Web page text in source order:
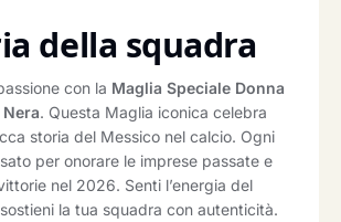
della squadra
con la Maglia Speciale Donna
. Questa Maglia iconica celebra
storia del Messico nel calcio. Ogni
per onorare le imprese passate e
nel 2026. Senti l’energia del
la tua squadra con autenticità.